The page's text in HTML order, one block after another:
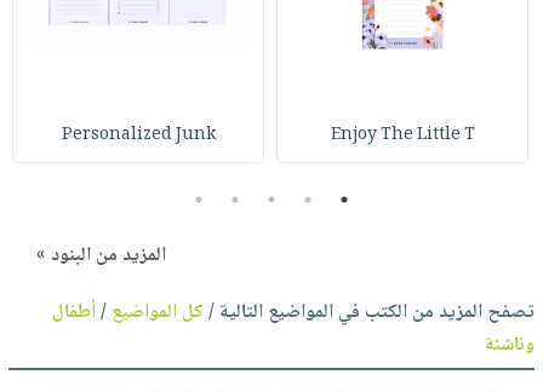
Enjoy The Little T
Personalized Junk
1
2
3
4
5
المزيد من البنود »
تصفح المزيد من الكتب في المواضيع التالية /كل المواضيع/أطفال
وناشئة